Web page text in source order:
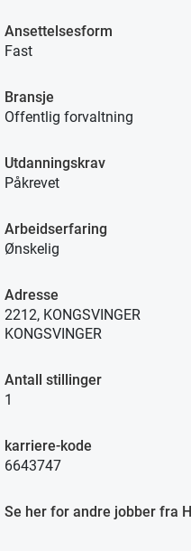
Ansettelsesform
Fast
Bransje
Offentlig forvaltning
Utdanningskrav
Påkrevet
Arbeidserfaring
Ønskelig
Adresse
2212, KONGSVINGER
KONGSVINGER
Antall stillinger
1
karriere-kode
6643747
Se her for andre jobber fra